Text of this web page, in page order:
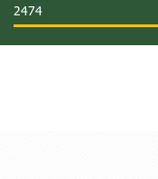
2474